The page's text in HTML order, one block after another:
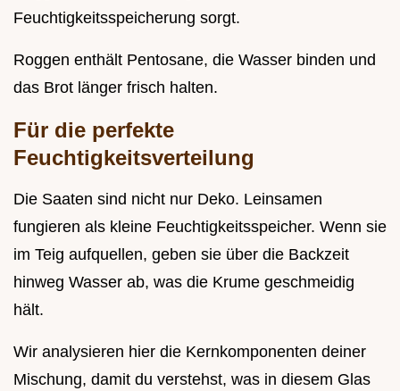
Feuchtigkeitsspeicherung sorgt.
Roggen enthält Pentosane, die Wasser binden und
das Brot länger frisch halten.
Für die perfekte
Feuchtigkeitsverteilung
Die Saaten sind nicht nur Deko. Leinsamen
fungieren als kleine Feuchtigkeitsspeicher. Wenn sie
im Teig aufquellen, geben sie über die Backzeit
hinweg Wasser ab, was die Krume geschmeidig
hält.
Wir analysieren hier die Kernkomponenten deiner
Mischung, damit du verstehst, was in diesem Glas